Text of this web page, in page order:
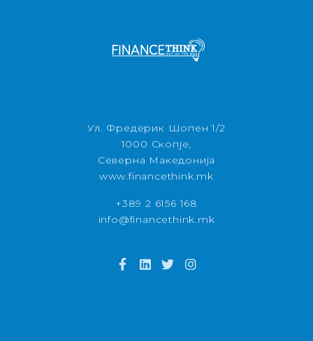
Ул. Фредерик Шопен 1/2
1000 Скопје,
Северна Македонија
www.financethink.mk
+389 2 6156 168
info@financethink.mk